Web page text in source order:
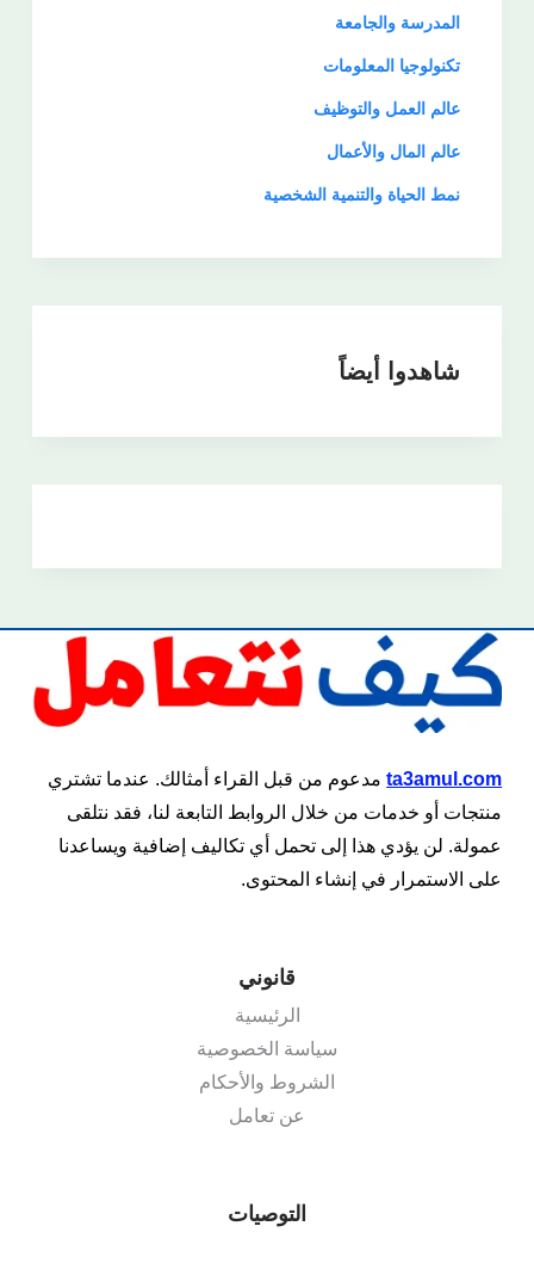
المدرسة والجامعة
تكنولوجيا المعلومات
عالم العمل والتوظيف
عالم المال والأعمال
نمط الحياة والتنمية الشخصية
شاهدوا أيضاً
ta3amul.comمدعوم من قبل القراء أمثالك. عندما تشتري
منتجات أو خدمات من خلال الروابط التابعة لنا، فقد نتلقى
عمولة. لن يؤدي هذا إلى تحمل أي تكاليف إضافية ويساعدنا
على الاستمرار في إنشاء المحتوى.
قانوني
الرئيسية
سياسة الخصوصية
الشروط والأحكام
عن تعامل
التوصيات